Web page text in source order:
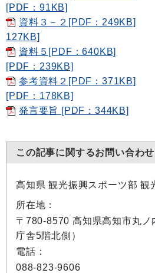
[PDF：91KB]
資料３－２[PDF：249KB]
127KB]
資料５[PDF：640KB]
[PDF：239KB]
参考資料２[PDF：371KB]
[PDF：178KB]
発言要旨 [PDF：344KB]
この記事に関するお問い合わせ
高知県 観光振興スポーツ部 観
所在地：
〒780-8570 高知県高知市丸ノ
庁舎5階北側）
電話：
088-823-9606